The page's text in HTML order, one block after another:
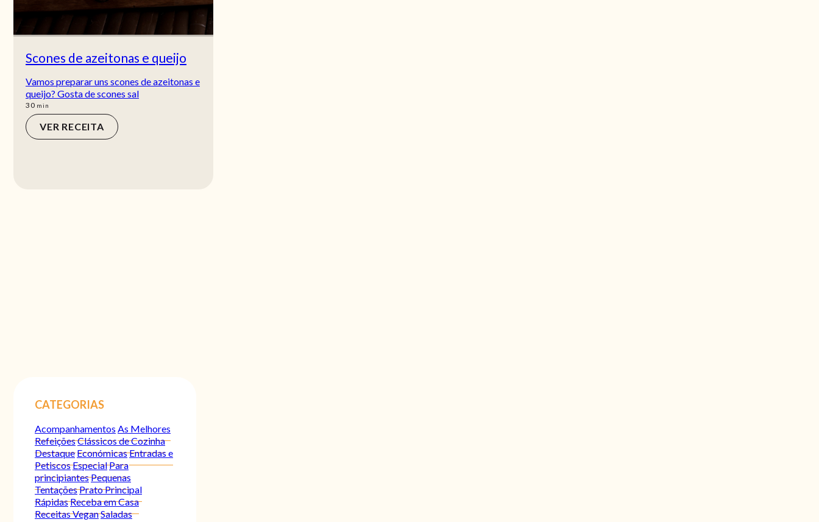
Scones de azeitonas e queijo
Vamos preparar uns scones de azeitonas e
queijo? Gosta de scones sal
30min
min
VER RECEITA
CATEGORIAS
Acompanhamentos As Melhores
RefeiçõesClássicos de Cozinha
Destaque EconómicasEntradas e
PetiscosEspecialPara
principiantesPequenas
TentaçõesPrato Principal
RápidasReceba em Casa
Receitas VeganSaladas